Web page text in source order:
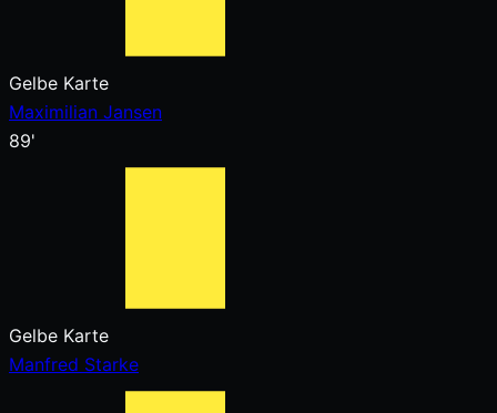
Gelbe Karte
Maximilian Jansen
89'
Gelbe Karte
Manfred Starke